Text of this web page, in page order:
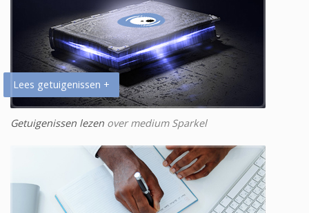
Lees getuigenissen +
Getuigenissen lezen over medium Sparkel